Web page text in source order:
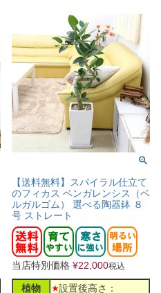
【送料無料】スパイラル仕立て
のフィカス ベンガレンシス（ベ
ルガルゴム） 選べる陶器鉢 ８
号 ストレート
当店特別価格 ¥22,000税込
植物
設置後高さ：